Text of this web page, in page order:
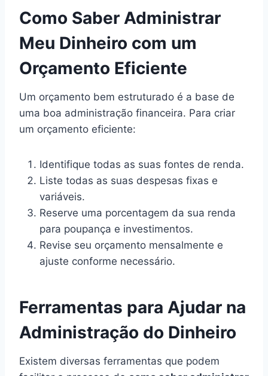
Como Saber Administrar
Meu Dinheiro com um
Orçamento Eficiente
Um orçamento bem estruturado é a base de
uma boa administração financeira. Para criar
um orçamento eficiente:
Identifique todas as suas fontes de renda.
Liste todas as suas despesas fixas e
variáveis.
Reserve uma porcentagem da sua renda
para poupança e investimentos.
Revise seu orçamento mensalmente e
ajuste conforme necessário.
Ferramentas para Ajudar na
Administração do Dinheiro
Existem diversas ferramentas que podem